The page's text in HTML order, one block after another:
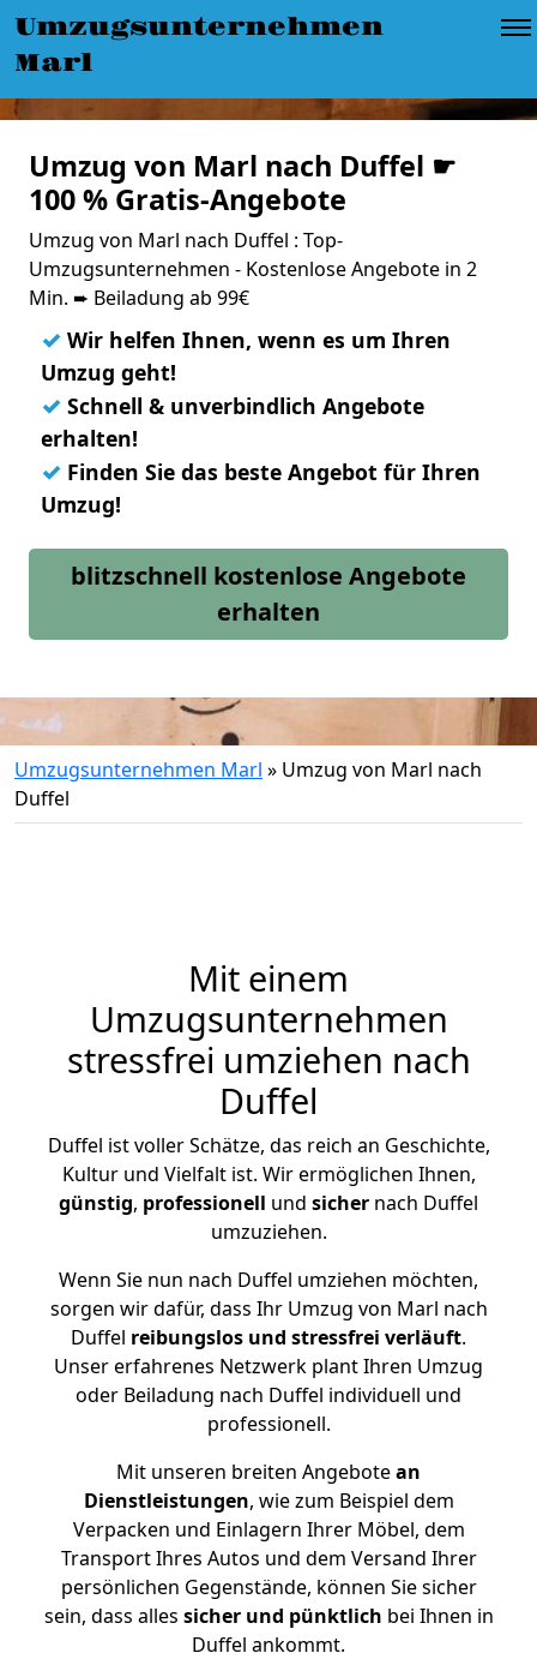
Umzugsunternehmen
Marl
Umzug von Marl nach Duffel ☛
100 % Gratis-Angebote
Umzug von Marl nach Duffel : Top-
Umzugsunternehmen - Kostenlose Angebote in 2
Min. ➨ Beiladung ab 99€
✓ Wir helfen Ihnen, wenn es um Ihren
Umzug geht!
✓ Schnell & unverbindlich Angebote
erhalten!
✓ Finden Sie das beste Angebot für Ihren
Umzug!
blitzschnell kostenlose Angebote
erhalten
Umzugsunternehmen Marl » Umzug von Marl nach
Duffel
Mit einem
Umzugsunternehmen
stressfrei umziehen nach
Duffel
Duffel ist voller Schätze, das reich an Geschichte,
Kultur und Vielfalt ist. Wir ermöglichen Ihnen,
günstig, professionell und sicher nach Duffel
umzuziehen.
Wenn Sie nun nach Duffel umziehen möchten,
sorgen wir dafür, dass Ihr Umzug von Marl nach
Duffel reibungslos und stressfrei verläuft.
Unser erfahrenes Netzwerk plant Ihren Umzug
oder Beiladung nach Duffel individuell und
professionell.
Mit unseren breiten Angebotean
Dienstleistungen, wie zum Beispiel dem
Verpacken und Einlagern Ihrer Möbel, dem
Transport Ihres Autos und dem Versand Ihrer
persönlichen Gegenstände, können Sie sicher
sein, dass alles sicher und pünktlich bei Ihnen in
Duffel ankommt.